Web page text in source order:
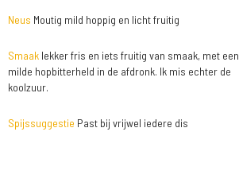
Neus Moutig mild hoppig en licht fruitig
Smaaklekker fris en iets fruitig van smaak, met een
milde hopbitterheld in de afdronk. Ik mis echter de
koolzuur.
Spijssuggestie Past bij vrijwel iedere dis